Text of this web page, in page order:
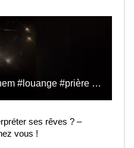
evenou shalom alerhem #louange #prière #shalom
ses rêves ? –
vous !